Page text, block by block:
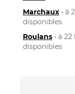
Marchaux • à
disponibles
Roulans • à
disponibles